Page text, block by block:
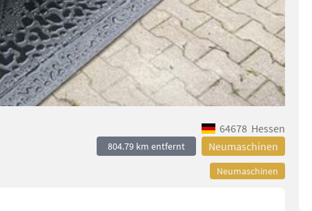
64678 Hessen
804.79 km entfernt Neumaschinen
Neumaschinen